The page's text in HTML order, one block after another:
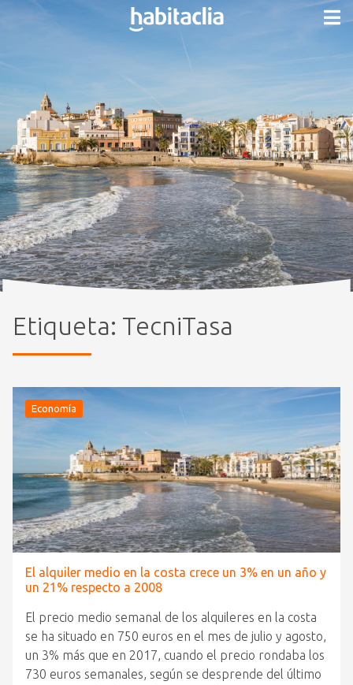
Etiqueta: TecniTasa
Economía
El alquiler medio en la costa crece un 3% en un año y
un 21% respecto a 2008
El precio medio semanal de los alquileres en la costa
se ha situado en 750 euros en el mes de julio y agosto,
un 3% más que en 2017, cuando el precio rondaba los
730 euros semanales, según se desprende del último